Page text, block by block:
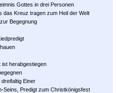
Gottes in drei Personen
das Kreuz tragen zum Heil der Welt
Begegnung
ist herabgestiegen
Einer
Seins, Predigt zum Christkönigsfest